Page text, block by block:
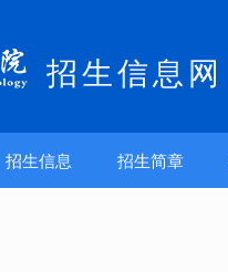
招生信息网
招生信息 招生简章